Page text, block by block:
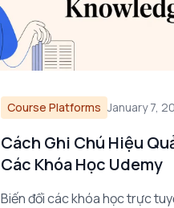
Course Platforms January 7,
Cách Ghi Chú Hiệu
Các Khóa Học Udemy
Biến đổi các khóa học trực